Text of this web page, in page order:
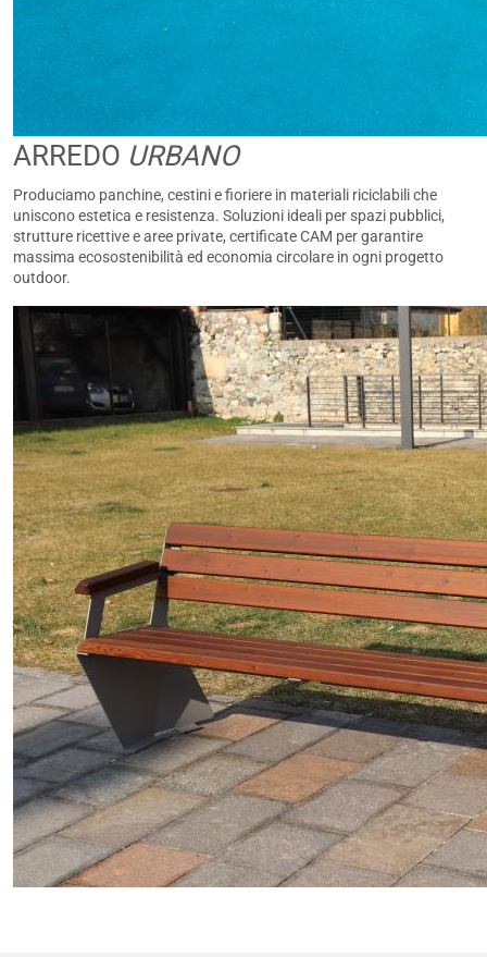
ARREDO URBANO
Produciamo panchine, cestini e fioriere in materiali riciclabili che
uniscono estetica e resistenza. Soluzioni ideali per spazi pubblici,
strutture ricettive e aree private, certificate CAM per garantire
massima ecosostenibilità ed economia circolare in ogni progetto
outdoor.